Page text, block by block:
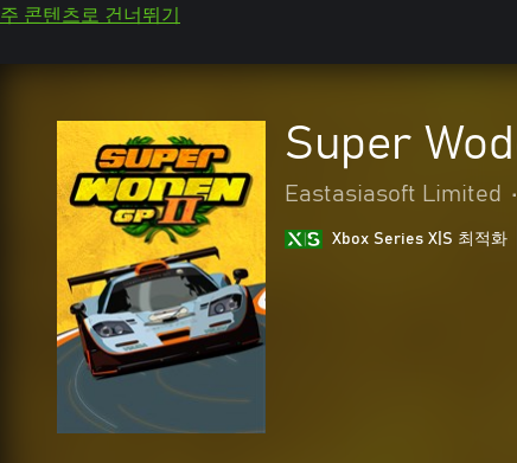
주 콘텐츠로 건너뛰기
Super
Eastasiasoft Limited •
Xbox Series X|S 최적화